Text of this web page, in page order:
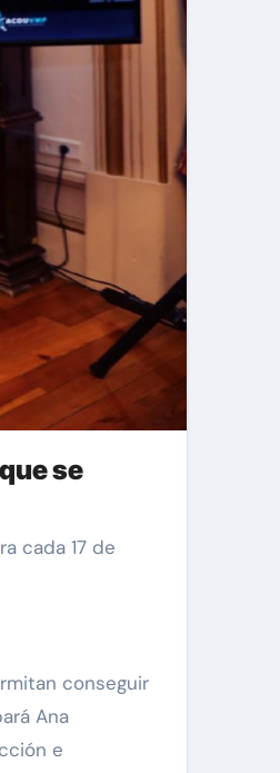
se
conseguir
Ana
e